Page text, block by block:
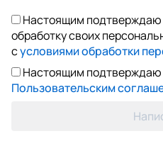
Настоящим подтверждаю
обработку своих
сусловиями обработки
Настоящим подтверждаю
Пользовательским